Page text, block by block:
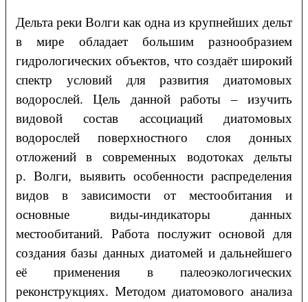
Дельта реки Волги как одна из крупнейших дельт
в мире обладает большим разнообразием
гидрологических объектов, что создаёт широкий
спектр условий для развития диатомовых
водорослей. Цель данной работы – изучить
видовой состав ассоциаций диатомовых
водорослей поверхностного слоя донных
отложений в современных водотоках дельты
р. Волги, выявить особенности распределения
видов в зависимости от местообитания и
основные виды-индикаторы данных
местообитаний. Работа послужит основой для
создания базы данных диатомей и дальнейшего
её применения в палеоэкологических
реконструкциях. Методом диатомового анализа